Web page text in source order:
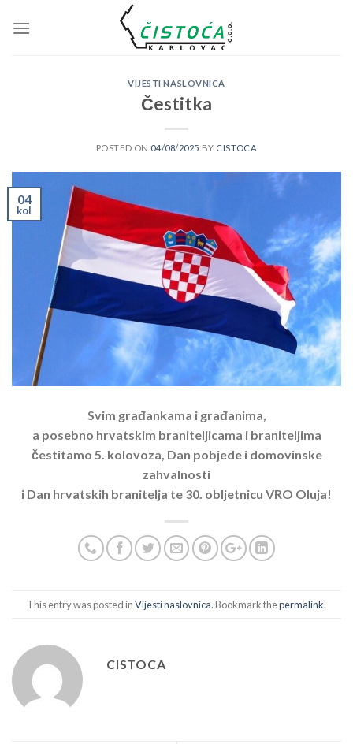
VIJESTI NASLOVNICA
Čestitka
POSTED ON 04/08/2025 BY CISTOCA
04
kol
Svim građankama i građanima,
a posebno hrvatskim braniteljicama i braniteljima
čestitamo 5. kolovoza, Dan pobjede i domovinske
zahvalnosti
i Dan hrvatskih branitelja te 30. obljetnicu VRO Oluja!
This entry was posted inVijesti naslovnica. Bookmark thepermalink.
CISTOCA